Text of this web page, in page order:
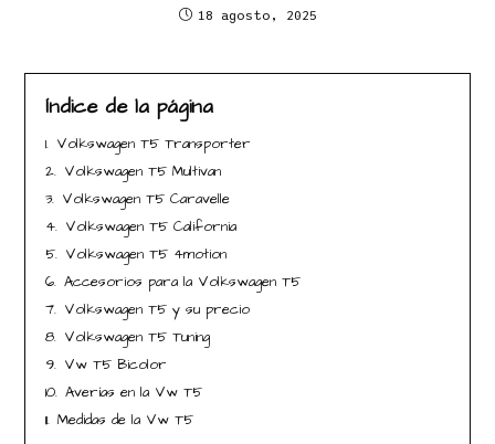
18 agosto, 2025
Índice de la página
1. Volkswagen T5 Transporter
2. Volkswagen T5 Multivan
3. Volkswagen T5 Caravelle
4. Volkswagen T5 California
5. Volkswagen T5 4motion
6. Accesorios para la Volkswagen T5
7. Volkswagen T5 y su precio
8. Volkswagen T5 Tuning
9. Vw T5 Bicolor
10. Averías en la Vw T5
11. Medidas de la Vw T5